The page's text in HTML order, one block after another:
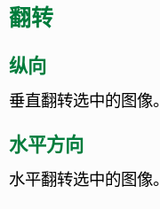
翻转
纵向
垂直翻转选中的图像。
水平方向
水平翻转选中的图像。